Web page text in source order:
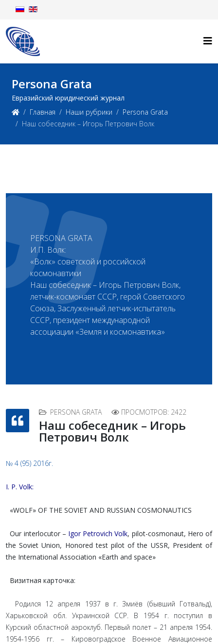
Persona Grata
Евразийский юридический журнал
Главная
Наши рубрики
Persona Grata
Наш собеседник – Игорь Петрович Волк
PERSONA GRATA
И. П. Волк:
«Волк» советской и российской
космонавтики
Наш собеседник – Игорь Петрович Волк,
летчик-космонавт СССР, герой Советского
Союза, Заслуженный летчик-испытатель
СССР, президент международной
ассоциации «Земля и космонавтика»
PERSONA GRATA ПРОСМОТРОВ: 2422
Наш собеседник – Игорь
Петрович Волк
№ 4 (95) 2016г.
I. P. Volk:
«WOLF» OF THE SOVIET AND RUSSIAN COSMONAUTICS
Our interlocutor – Igor Petrovich Volk, pilot-cosmonaut, Hero of
the Soviet Union, Honored test pilot of the USSR, President of
the International Association «Earth and space»
Визитная карточка:
Родился 12 апреля 1937 в г. Змиёв (бывший Готвальд),
Харьковской обл. Украинской ССР. В 1954 г. поступил в
Курский областной аэроклуб. Первый полет – 21 апреля 1954.
1954-1956 гг. – Кировоградское Военное Авиационное